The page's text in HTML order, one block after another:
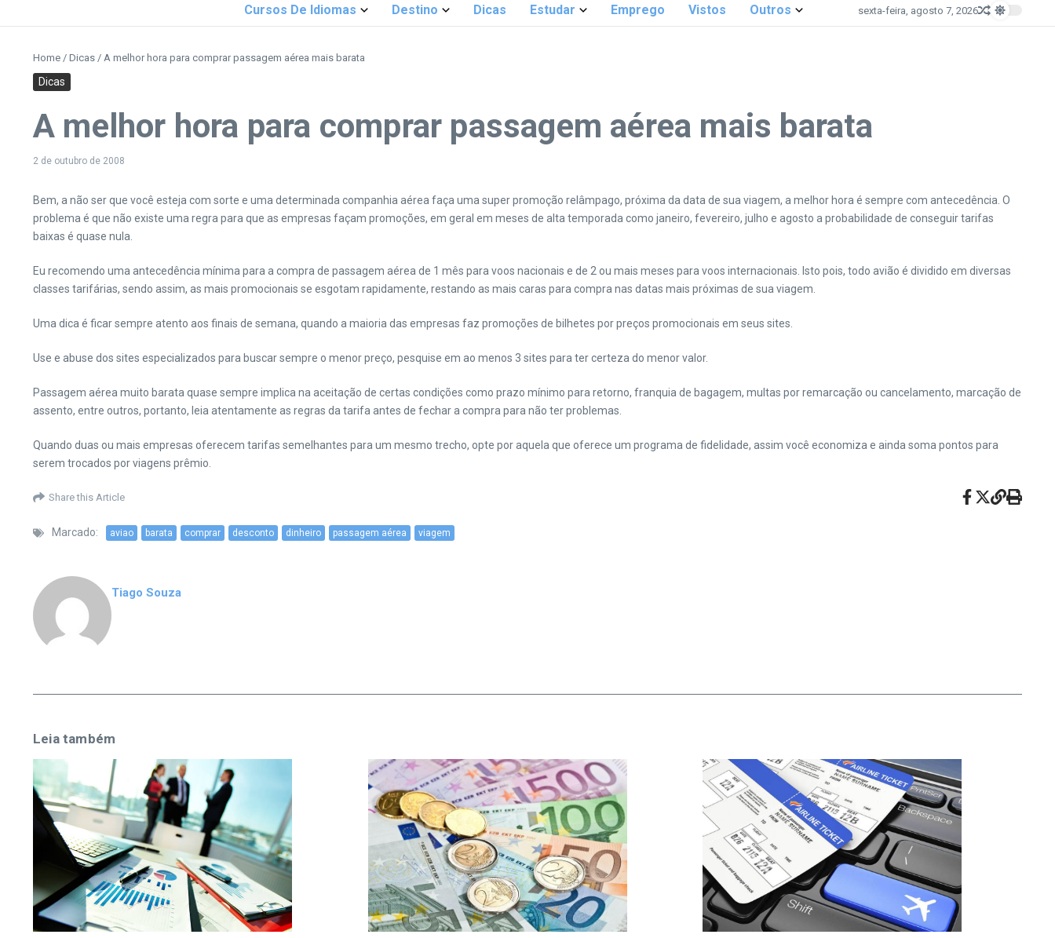
Cursos De Idiomas Destino Dicas Estudar Emprego Vistos Outros sexta-feira, agosto 7, 2026
Home / Dicas / A melhor hora para comprar passagem aérea mais barata
Dicas
A melhor hora para comprar passagem aérea mais barata
2 de outubro de 2008
Bem, a não ser que você esteja com sorte e uma determinada companhia aérea faça uma super promoção relâmpago, próxima da data de sua viagem, a melhor hora é sempre com antecedência. O
problema é que não existe uma regra para que as empresas façam promoções, em geral em meses de alta temporada como janeiro, fevereiro, julho e agosto a probabilidade de conseguir tarifas
baixas é quase nula.
Eu recomendo uma antecedência mínima para a compra de passagem aérea de 1 mês para voos nacionais e de 2 ou mais meses para voos internacionais. Isto pois, todo avião é dividido em diversas
classes tarifárias, sendo assim, as mais promocionais se esgotam rapidamente, restando as mais caras para compra nas datas mais próximas de sua viagem.
Uma dica é ficar sempre atento aos finais de semana, quando a maioria das empresas faz promoções de bilhetes por preços promocionais em seus sites.
Use e abuse dos sites especializados para buscar sempre o menor preço, pesquise em ao menos 3 sites para ter certeza do menor valor.
Passagem aérea muito barata quase sempre implica na aceitação de certas condições como prazo mínimo para retorno, franquia de bagagem, multas por remarcação ou cancelamento, marcação de
assento, entre outros, portanto, leia atentamente as regras da tarifa antes de fechar a compra para não ter problemas.
Quando duas ou mais empresas oferecem tarifas semelhantes para um mesmo trecho, opte por aquela que oferece um programa de fidelidade, assim você economiza e ainda soma pontos para
serem trocados por viagens prêmio.
Share this Article
Marcado: aviao barata comprar desconto dinheiro passagem aérea viagem
Tiago Souza
Leia também